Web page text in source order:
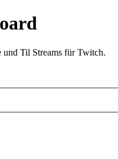
und Til Streams für Twitch.